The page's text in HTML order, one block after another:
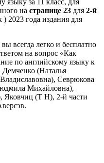
языку за 11 класс, для
на странице 23 для 2-й
2023 года издания для
всегда легко и бесплатно
на вопрос «Как
по английскому языку к
(Наталья
Севрюкова
Михайловна),
Яковчиц (Т Н), 2-й части